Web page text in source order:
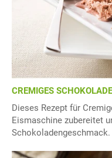
CREMIGES
Dieses Rezept für
Eismaschine zubereitet
Schokoladengeschmack.